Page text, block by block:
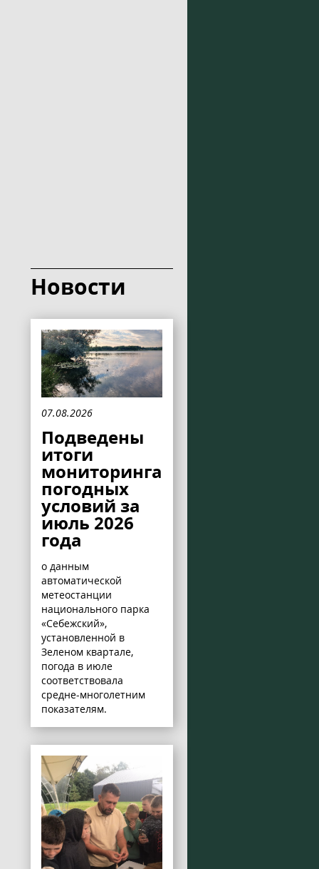
Новости
07.08.2026
Подведены
итоги
мониторинга
погодных
условий за
июль 2026
года
о данным
автоматической
метеостанции
национального парка
«Себежский»,
установленной в
Зеленом квартале,
погода в июле
соответствовала
средне-многолетним
показателям.